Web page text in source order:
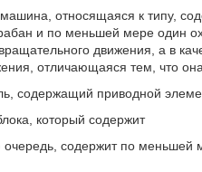
относящаяся к типу,
и по меньшей мере один
движения, а в
отличающаяся тем, что
содержащий приводной
который содержит
очередь, содержит по